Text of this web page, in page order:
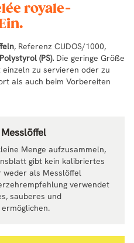
royale-
, Referenz CUDOS/1000,
(PS). Die geringe Größe
zu servieren oder zu
als auch beim Vorbereiten
Menge aufzusammeln,
gibt kein kalibriertes
weder als Messlöffel
verwendet
sauberes und